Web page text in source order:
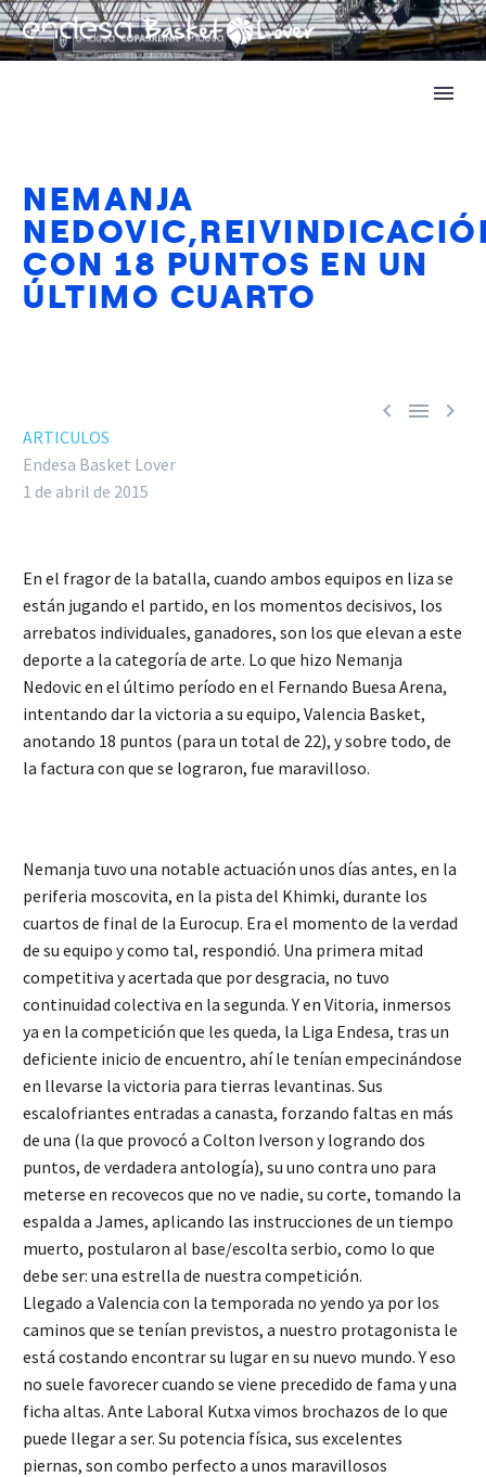
NEMANJA
CON 18 PUNTOS EN UN
ÚLTIMO CUARTO
  
ARTICULOS
Endesa Basket Lover
1 de abril de 2015
En el fragor de la batalla, cuando ambos equipos en liza se
están jugando el partido, en los momentos decisivos, los
arrebatos individuales, ganadores, son los que elevan a este
deporte a la categoría de arte. Lo que hizo Nemanja
Nedovic en el último período en el Fernando Buesa Arena,
intentando dar la victoria a su equipo, Valencia Basket,
anotando 18 puntos (para un total de 22), y sobre todo, de
la factura con que se lograron, fue maravilloso.
Nemanja tuvo una notable actuación unos días antes, en la
periferia moscovita, en la pista del Khimki, durante los
cuartos de final de la Eurocup. Era el momento de la verdad
de su equipo y como tal, respondió. Una primera mitad
competitiva y acertada que por desgracia, no tuvo
continuidad colectiva en la segunda. Y en Vitoria, inmersos
ya en la competición que les queda, la Liga Endesa, tras un
deficiente inicio de encuentro, ahí le tenían empecinándose
en llevarse la victoria para tierras levantinas. Sus
escalofriantes entradas a canasta, forzando faltas en más
de una (la que provocó a Colton Iverson y logrando dos
puntos, de verdadera antología), su uno contra uno para
meterse en recovecos que no ve nadie, su corte, tomando la
espalda a James, aplicando las instrucciones de un tiempo
muerto, postularon al base/escolta serbio, como lo que
debe ser: una estrella de nuestra competición.
Llegado a Valencia con la temporada no yendo ya por los
caminos que se tenían previstos, a nuestro protagonista le
está costando encontrar su lugar en su nuevo mundo. Y eso
no suele favorecer cuando se viene precedido de fama y una
ficha altas. Ante Laboral Kutxa vimos brochazos de lo que
puede llegar a ser. Su potencia física, sus excelentes
piernas, son combo perfecto a unos maravillosos